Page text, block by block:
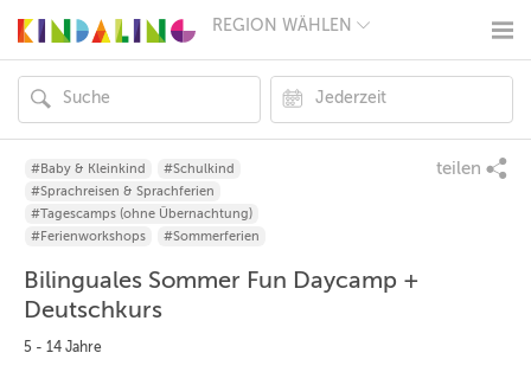
REGION WÄHLEN
MÜNCHEN
HAMBURG
FRANKFURT
KÖLN
DÜSSELDORF
ESSEN
HANNOVER
DRESDEN
#Baby & Kleinkind
#Schulkind
#Sprachreisen & Sprachferien
#Tagescamps (ohne Übernachtung)
#Ferienworkshops
#Sommerferien
teilen
Bilinguales Sommer Fun Daycamp +
Deutschkurs
5 - 14 Jahre